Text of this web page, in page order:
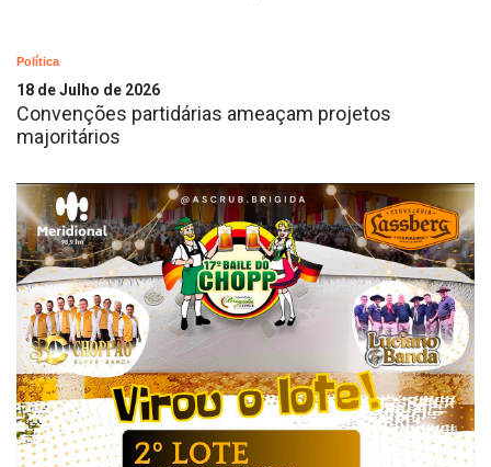
Política
18 de Julho de 2026
Convenções partidárias ameaçam projetos
majoritários